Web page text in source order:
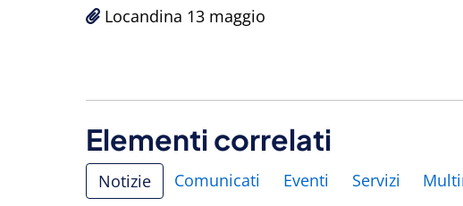
Locandina 13 maggio
Elementi correlati
Notizie Comunicati Eventi Servizi